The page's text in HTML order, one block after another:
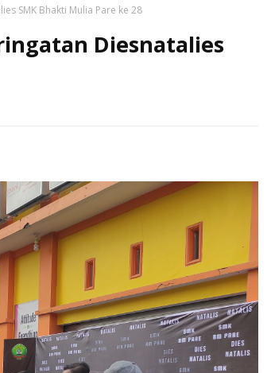
SMK Bhakti Mulia Pare ke 28
Diesnatalies